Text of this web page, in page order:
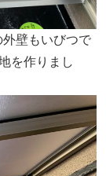
壁もいびつで
を作りまし